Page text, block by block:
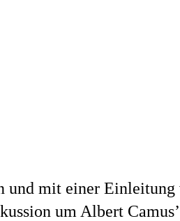
und mit einer
um Albert